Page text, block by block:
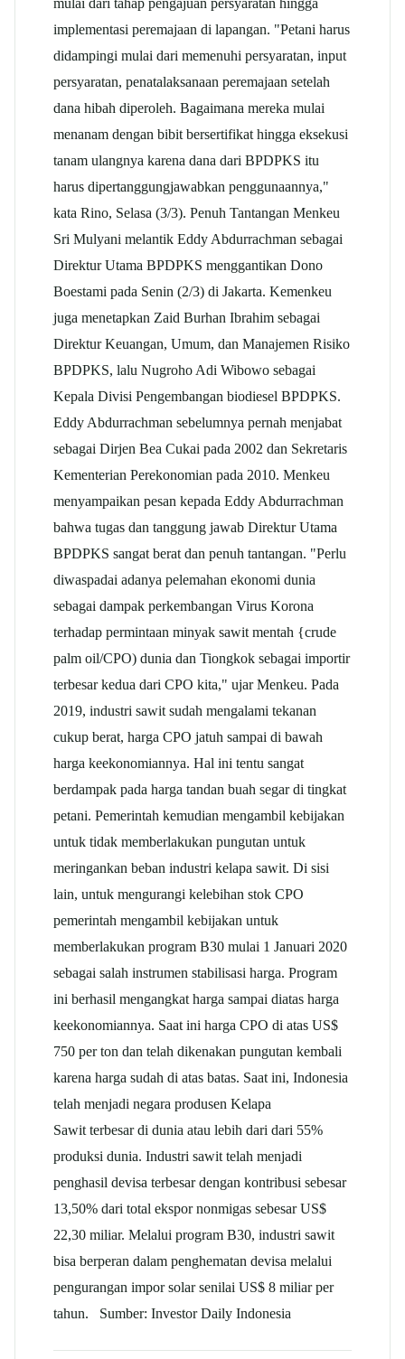
implementasi peremajaan di lapangan. "Petani harus
didampingi mulai dari memenuhi persyaratan, input
persyaratan, penatalaksanaan peremajaan setelah
dana hibah diperoleh. Bagaimana mereka mulai
menanam dengan bibit bersertifikat hingga eksekusi
tanam ulangnya karena dana dari BPDPKS itu
harus dipertanggungjawabkan penggunaannya,"
kata Rino, Selasa (3/3). Penuh Tantangan Menkeu
Sri Mulyani melantik Eddy Abdurrachman sebagai
Direktur Utama BPDPKS menggantikan Dono
Boestami pada Senin (2/3) di Jakarta. Kemenkeu
juga menetapkan Zaid Burhan Ibrahim sebagai
Direktur Keuangan, Umum, dan Manajemen Risiko
BPDPKS, lalu Nugroho Adi Wibowo sebagai
Kepala Divisi Pengembangan biodiesel BPDPKS.
Eddy Abdurrachman sebelumnya pernah menjabat
sebagai Dirjen Bea Cukai pada 2002 dan Sekretaris
Kementerian Perekonomian pada 2010. Menkeu
menyampaikan pesan kepada Eddy Abdurrachman
bahwa tugas dan tanggung jawab Direktur Utama
BPDPKS sangat berat dan penuh tantangan. "Perlu
diwaspadai adanya pelemahan ekonomi dunia
sebagai dampak perkembangan Virus Korona
terhadap permintaan minyak sawit mentah {crude
palm oil/CPO) dunia dan Tiongkok sebagai importir
terbesar kedua dari CPO kita," ujar Menkeu. Pada
2019, industri sawit sudah mengalami tekanan
cukup berat, harga CPO jatuh sampai di bawah
harga keekonomiannya. Hal ini tentu sangat
berdampak pada harga tandan buah segar di tingkat
petani. Pemerintah kemudian mengambil kebijakan
untuk tidak memberlakukan pungutan untuk
meringankan beban industri kelapa sawit. Di sisi
lain, untuk mengurangi kelebihan stok CPO
pemerintah mengambil kebijakan untuk
memberlakukan program B30 mulai 1 Januari 2020
sebagai salah instrumen stabilisasi harga. Program
ini berhasil mengangkat harga sampai diatas harga
keekonomiannya. Saat ini harga CPO di atas US$
750 per ton dan telah dikenakan pungutan kembali
karena harga sudah di atas batas. Saat ini, Indonesia
telah menjadi negara produsen Kelapa
Sawit terbesar di dunia atau lebih dari dari 55%
produksi dunia. Industri sawit telah menjadi
penghasil devisa terbesar dengan kontribusi sebesar
13,50% dari total ekspor nonmigas sebesar US$
22,30 miliar. Melalui program B30, industri sawit
bisa berperan dalam penghematan devisa melalui
pengurangan impor solar senilai US$ 8 miliar per
tahun. Sumber: Investor Daily Indonesia